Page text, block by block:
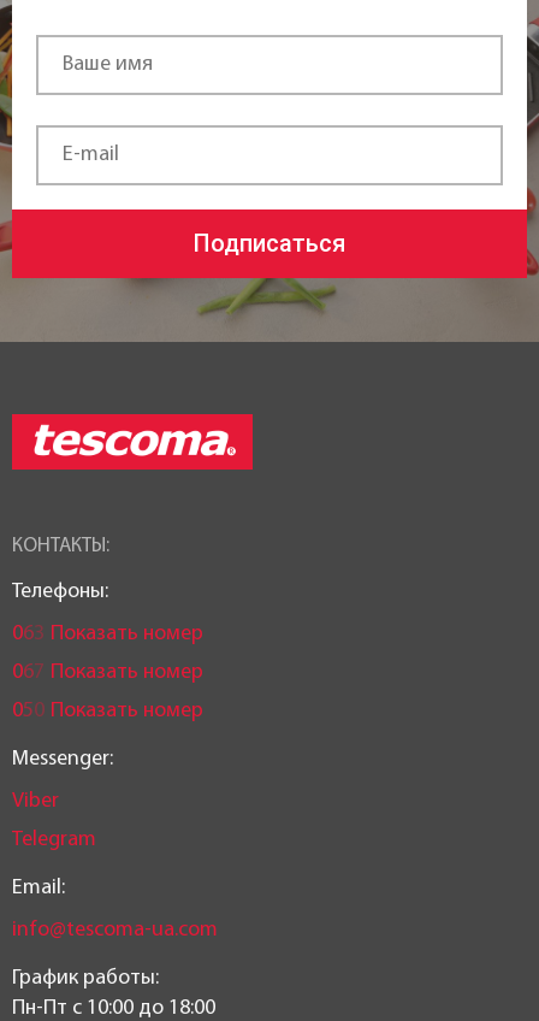
Подписаться
КОНТАКТЫ:
Телефоны:
063 Показать номер
067 Показать номер
050 Показать номер
Messenger:
Viber
Telegram
Email:
info@tescoma-ua.com
График работы:
Пн-Пт c 10:00 до 18:00